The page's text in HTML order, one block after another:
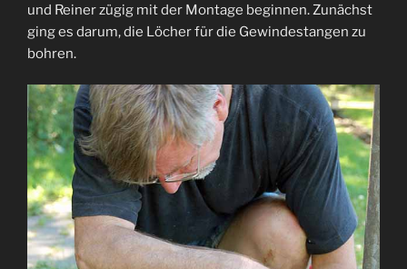
und Reiner zügig mit der Montage beginnen. Zunächst
ging es darum, die Löcher für die Gewindestangen zu
bohren.